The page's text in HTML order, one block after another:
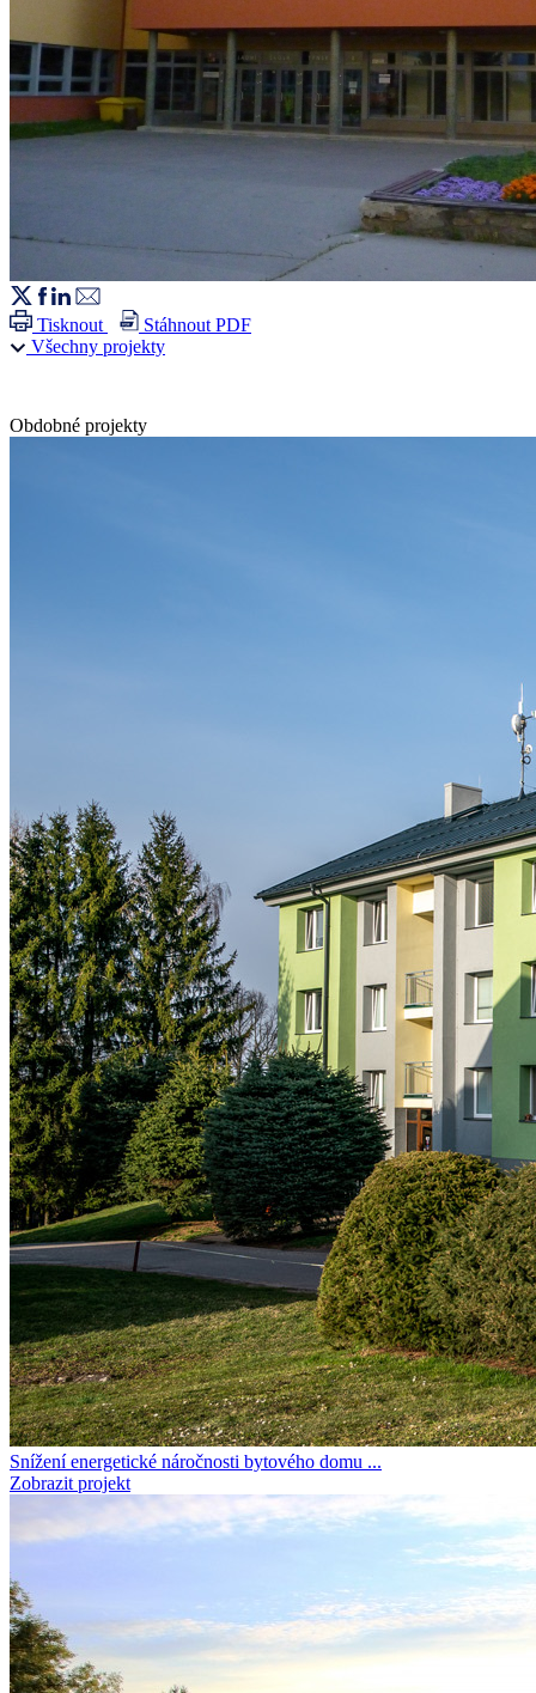
Tisknout
Stáhnout PDF
Všechny projekty
Obdobné projekty
Snížení energetické náročnosti bytového domu ...
Zobrazit projekt